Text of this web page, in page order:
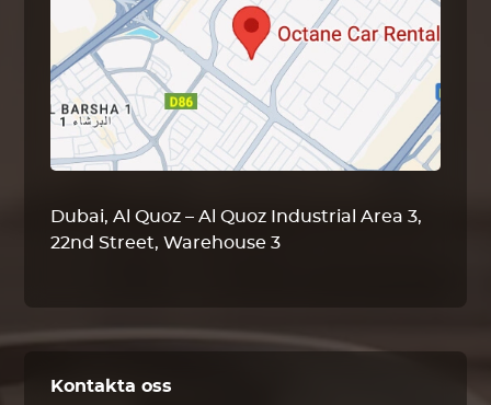
Dubai, Al Quoz – Al Quoz Industrial Area 3,
22nd Street, Warehouse 3
Kontakta oss